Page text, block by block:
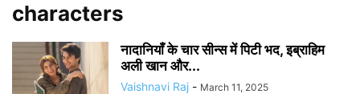
characters
नादानियाँ के चार सीन्स में पिटी भद, इब्राहिम
अली खान और...
Vaishnavi Raj - March 11, 2025